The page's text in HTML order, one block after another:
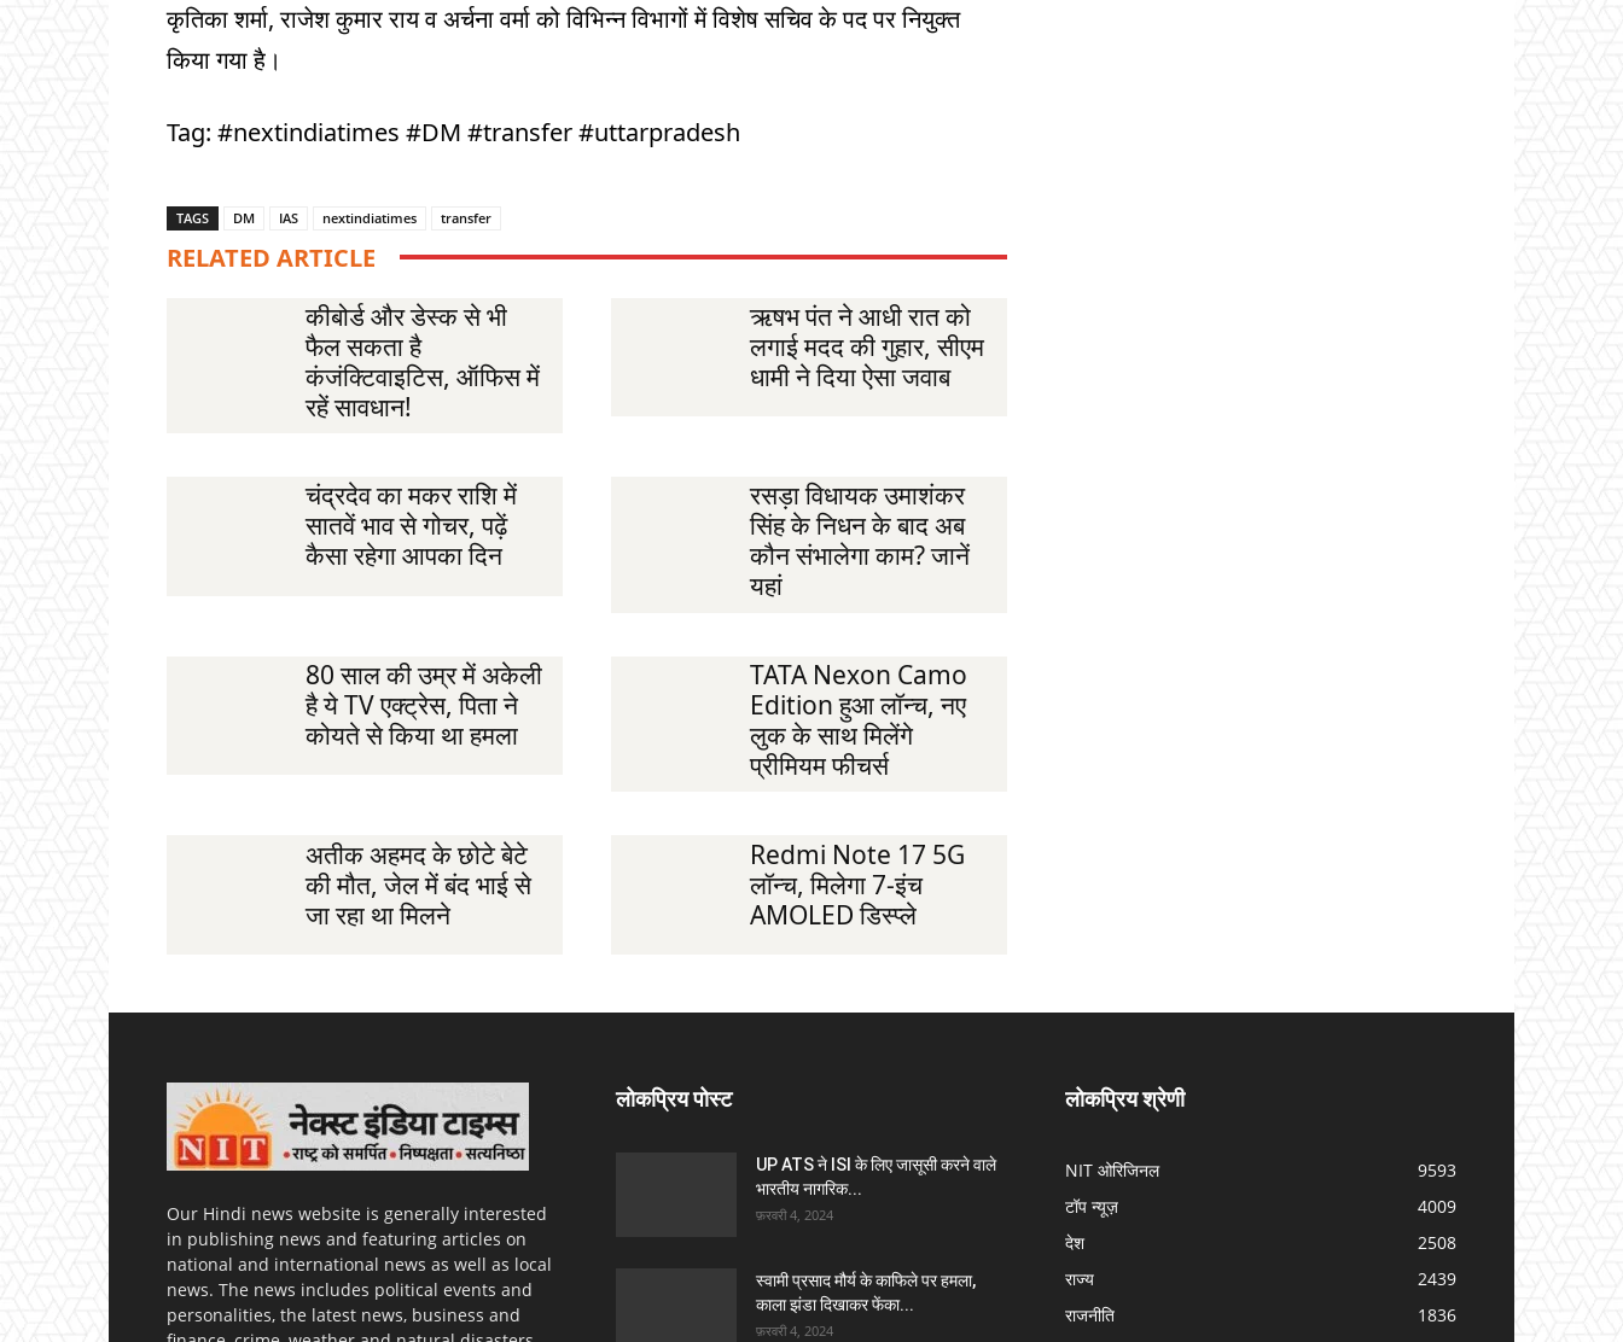
कृतिका शर्मा, राजेश कुमार राय व अर्चना वर्मा को विभिन्न विभागों में विशेष सचिव के पद पर नियुक्त
किया गया है।
Tag: #nextindiatimes #DM #transfer #uttarpradesh
TAGS DM IAS nextindiatimes transfer
RELATED ARTICLE
कीबोर्ड और डेस्क से भी
फैल सकता है
कंजंक्टिवाइटिस, ऑफिस में
रहें सावधान!
ऋषभ पंत ने आधी रात को
लगाई मदद की गुहार, सीएम
धामी ने दिया ऐसा जवाब
चंद्रदेव का मकर राशि में
सातवें भाव से गोचर, पढ़ें
कैसा रहेगा आपका दिन
रसड़ा विधायक उमाशंकर
सिंह के निधन के बाद अब
कौन संभालेगा काम? जानें
यहां
80 साल की उम्र में अकेली
है ये TV एक्ट्रेस, पिता ने
कोयते से किया था हमला
TATA Nexon Camo
Edition हुआ लॉन्च, नए
लुक के साथ मिलेंगे
प्रीमियम फीचर्स
अतीक अहमद के छोटे बेटे
की मौत, जेल में बंद भाई से
जा रहा था मिलने
Redmi Note 17 5G
लॉन्च, मिलेगा 7-इंच
AMOLED डिस्प्ले
Our Hindi news website is generally interested
in publishing news and featuring articles on
national and international news as well as local
news. The news includes political events and
personalities, the latest news, business and
लोकप्रिय पोस्ट
UP ATS ने ISI के लिए जासूसी करने वाले
भारतीय नागरिक...
फ़रवरी 4, 2024
स्वामी प्रसाद मौर्य के काफिले पर हमला,
काला झंडा दिखाकर फेंका...
फ़रवरी 4, 2024
लोकप्रिय श्रेणी
NIT ओरिजिनल
9593
टॉप न्यूज़
4009
देश
2508
राज्य
2439
राजनीति
1836